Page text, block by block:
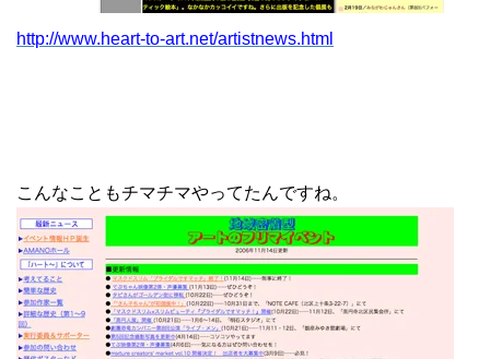
http://www.heart-to-art.net/artistnews.html
こんなこともチマチマやってたんですね。